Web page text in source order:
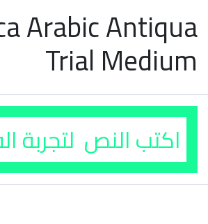
Arabic Antiqua
Trial Medium